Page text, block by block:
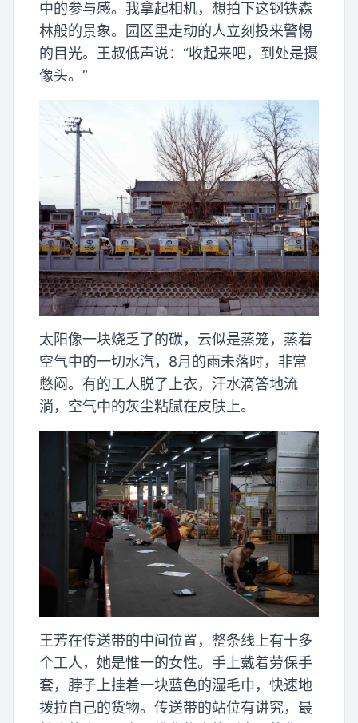
中的参与感。我拿起相机，想拍下这钢铁森
林般的景象。园区里走动的人立刻投来警惕
的目光。王叔低声说：“收起来吧，到处是摄
像头。”
太阳像一块烧乏了的碳，云似是蒸笼，蒸着
空气中的一切水汽，8月的雨未落时，非常
憋闷。有的工人脱了上衣，汗水滴答地流
淌，空气中的灰尘粘腻在皮肤上。
王芳在传送带的中间位置，整条线上有十多
个工人，她是惟一的女性。手上戴着劳保手
套，脖子上挂着一块蓝色的湿毛巾，快速地
拨拉自己的货物。传送带的站位有讲究，最